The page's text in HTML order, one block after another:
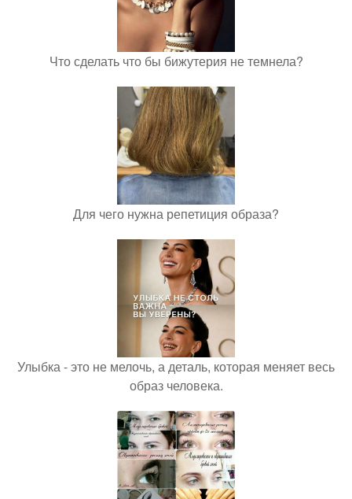
Что сделать что бы бижутерия не темнела?
Для чего нужна репетиция образа?
Улыбка - это не мелочь, а деталь, которая меняет весь
образ человека.